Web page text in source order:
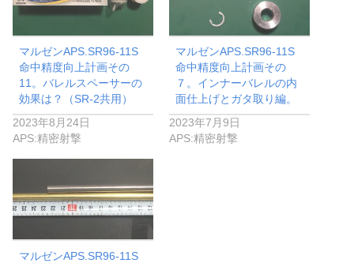
マルゼンAPS.SR96-11S
命中精度向上計画その
11。バレルスペーサーの
効果は？（SR-2共用）
2023年8月24日
APS:精密射撃
マルゼンAPS.SR96-11S
命中精度向上計画その
７。インナーバレルの内
面仕上げとガタ取り編。
2023年7月9日
APS:精密射撃
マルゼンAPS.SR96-11S